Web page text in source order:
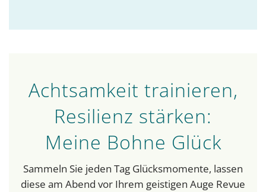
Achtsamkeit trainieren,
Resilienz stärken:
Meine Bohne Glück
Sammeln Sie jeden Tag Glücksmomente, lassen
diese am Abend vor Ihrem geistigen Auge Revue